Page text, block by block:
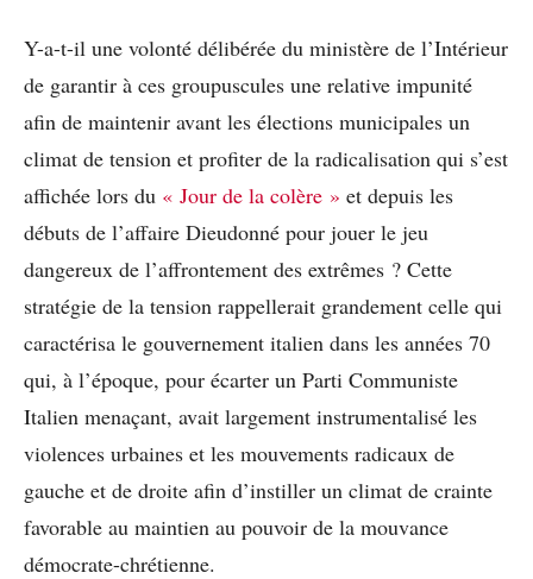
Y-a-t-il une volonté délibérée du ministère de l’Intérieur
de garantir à ces groupuscules une relative impunité
afin de maintenir avant les élections municipales un
climat de tension et profiter de la radicalisation qui s’est
affichée lors du « Jour de la colère » et depuis les
débuts de l’affaire Dieudonné pour jouer le jeu
dangereux de l’affrontement des extrêmes ? Cette
stratégie de la tension rappellerait grandement celle qui
caractérisa le gouvernement italien dans les années 70
qui, à l’époque, pour écarter un Parti Communiste
Italien menaçant, avait largement instrumentalisé les
violences urbaines et les mouvements radicaux de
gauche et de droite afin d’instiller un climat de crainte
favorable au maintien au pouvoir de la mouvance
démocrate-chrétienne.